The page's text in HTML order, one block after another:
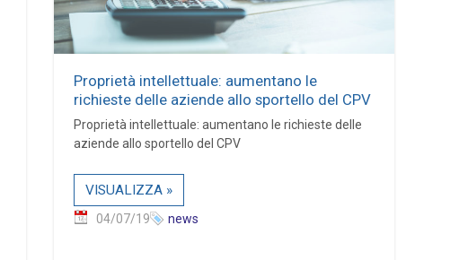
Proprietà intellettuale: aumentano le
richieste delle aziende allo sportello del CPV
Proprietà intellettuale: aumentano le richieste delle
aziende allo sportello del CPV
VISUALIZZA »
04/07/19 news